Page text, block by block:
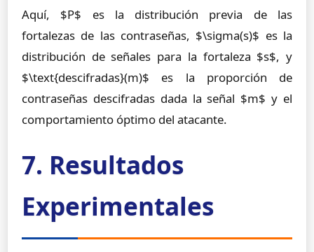
Aquí, $P$ es la distribución previa de las
fortalezas de las contraseñas, $\sigma(s)$ es la
distribución de señales para la fortaleza $s$, y
$\text{descifradas}(m)$ es la proporción de
contraseñas descifradas dada la señal $m$ y el
comportamiento óptimo del atacante.
7. Resultados
Experimentales